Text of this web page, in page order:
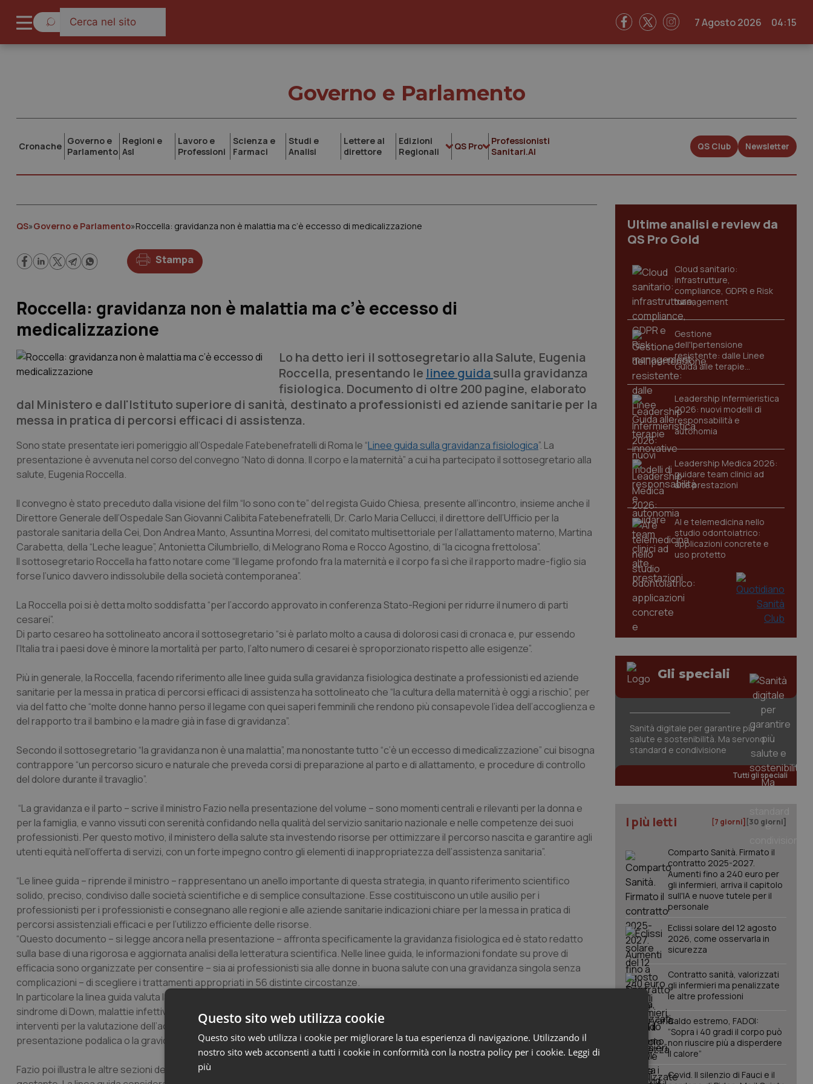
7 Agosto 2026 04:15
Governo e Parlamento
Cronache Governo e
Parlamento
Regioni e
Asl
Lavoro e
Professioni
Scienza e
Farmaci
Studi e
Analisi
Lettere al
direttore
Edizioni
Regionali
QS Pro
Professionisti
Sanitari.AI
QS Club Newsletter
QS»Governo e Parlamento»Roccella: gravidanza non è malattia ma c’è eccesso di medicalizzazione
Stampa
Roccella: gravidanza non è malattia ma c’è eccesso di
medicalizzazione
Lo ha detto ieri il sottosegretario alla Salute, Eugenia
Roccella, presentando le linee guidasulla gravidanza
fisiologica. Documento di oltre 200 pagine, elaborato
dal Ministero e dall'Istituto superiore di sanità, destinato a professionisti ed aziende sanitarie per la
messa in pratica di percorsi efficaci di assistenza.
Sono state presentate ieri pomeriggio all’Ospedale Fatebenefratelli di Roma le “Linee guida sulla gravidanza fisiologica”. La
presentazione è avvenuta nel corso del convegno “Nato di donna. Il corpo e la maternità” a cui ha partecipato il sottosegretario alla
salute, Eugenia Roccella.
Il convegno è stato preceduto dalla visione del film “Io sono con te” del regista Guido Chiesa, presente all’incontro, insieme anche il
Direttore Generale dell’Ospedale San Giovanni Calibita Fatebenefratelli, Dr. Carlo Maria Cellucci, il direttore dell’Ufficio per la
pastorale sanitaria della Cei, Don Andrea Manto, Assuntina Morresi, del comitato multisettoriale per l’allattamento materno, Martina
Carabetta, della “Leche league”, Antonietta Cilumbriello, di Melograno Roma e Rocco Agostino, di “la cicogna frettolosa”.
Il sottosegretario Roccella ha fatto notare come “Il legame profondo fra la maternità e il corpo fa sì che il rapporto madre-figlio sia
forse l’unico davvero indissolubile della società contemporanea”.
La Roccella poi si è detta molto soddisfatta “per l’accordo approvato in conferenza Stato-Regioni per ridurre il numero di parti
cesarei”.
Di parto cesareo ha sottolineato ancora il sottosegretario “si è parlato molto a causa di dolorosi casi di cronaca e, pur essendo
l’Italia tra i paesi dove è minore la mortalità per parto, l’alto numero di cesarei è sproporzionato rispetto alle esigenze”.
Più in generale, la Roccella, facendo riferimento alle linee guida sulla gravidanza fisiologica destinate a professionisti ed aziende
sanitarie per la messa in pratica di percorsi efficaci di assistenza ha sottolineato che “la cultura della maternità è oggi a rischio”, per
via del fatto che “molte donne hanno perso il legame con quei saperi femminili che rendono più consapevole l’idea dell’accoglienza e
del rapporto tra il bambino e la madre già in fase di gravidanza”.
Secondo il sottosegretario “la gravidanza non è una malattia”, ma nonostante tutto “c’è un eccesso di medicalizzazione” cui bisogna
contrappore “un percorso sicuro e naturale che preveda corsi di preparazione al parto e di allattamento, e procedure di controllo
del dolore durante il travaglio”.
“La gravidanza e il parto – scrive il ministro Fazio nella presentazione del volume – sono momenti centrali e rilevanti per la donna e
per la famiglia, e vanno vissuti con serenità confidando nella qualità del servizio sanitario nazionale e nelle competenze dei suoi
professionisti. Per questo motivo, il ministero della salute sta investendo risorse per ottimizzare il percorso nascita e garantire agli
utenti equità nell’offerta di servizi, con un forte impegno contro gli elementi di inappropriatezza dell’assistenza sanitaria”.
“Le linee guida – riprende il ministro – rappresentano un anello importante di questa strategia, in quanto riferimento scientifico
solido, preciso, condiviso dalle società scientifiche e di semplice consultazione. Esse costituiscono un utile ausilio per i
professionisti per i professionisti e consegnano alle regioni e alle aziende sanitarie indicazioni chiare per la messa in pratica di
percorsi assistenziali efficaci e per l’utilizzo efficiente delle risorse.
“Questo documento – si legge ancora nella presentazione – affronta specificamente la gravidanza fisiologica ed è stato redatto
sulla base di una rigorosa e aggiornata analisi della letteratura scientifica. Nelle linee guida, le informazioni fondate su prove di
efficacia sono organizzate per consentire – sia ai professionisti sia alle donne in buona salute con una gravidanza singola senza
complicazioni – di scegliere i trattamenti appropriati in 56 distinte circostanze.
In particolare la linea guida valuta la accuratezza e l’efficacia dello screening (malformazioni fetali, percorso diagnostico della
sindrome di Down, malattie infettive, problemi ematologici, diabete, depressione, nascita pretermine) e l’appropriatezza di
interventi per la valutazione dell’accrescimento del benessere fetale e per l’assistenza di particolari condizioni cliniche, come la
presentazione podalica o la gravidanza a termine”.
Fazio poi illustra le altre sezioni del volume dedicate “agli stili di vita, al trattamento dei comuni sintomi e all’esame clinico della
Ultime analisi e review da
QS Pro Gold
Cloud sanitario:
infrastrutture,
compliance, GDPR e Risk
management
Gestione
dell'Ipertensione
resistente: dalle Linee
Guida alle terapie
innovative
Leadership Infermieristica
2026: nuovi modelli di
responsabilità e
autonomia
Leadership Medica 2026:
guidare team clinici ad
alte prestazioni
AI e telemedicina nello
studio odontoiatrico:
applicazioni concrete e
uso protetto
Gli speciali
Sanità digitale per garantire più
salute e sostenibilità. Ma servono
standard e condivisione
Tutti gli speciali
I più letti [7 giorni] [30 giorni]
Comparto Sanità. Firmato il
contratto 2025-2027.
Aumenti fino a 240 euro per
gli infermieri, arriva il capitolo
sull'IA e nuove tutele per il
personale
Eclissi solare del 12 agosto
2026, come osservarla in
sicurezza
Contratto sanità, valorizzati
gli infermieri ma penalizzate
le altre professioni
Caldo estremo, FADOI:
“Sopra i 40 gradi il corpo può
non riuscire più a disperdere
il calore”
Covid. Il silenzio di Fauci e il
Questo sito web utilizza cookie
Questo sito web utilizza i cookie per migliorare la tua esperienza di navigazione. Utilizzando il
nostro sito web acconsenti a tutti i cookie in conformità con la nostra policy per i cookie. Leggi di
più